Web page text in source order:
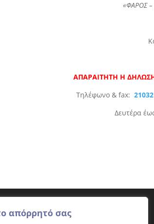
απόρρητό σας
«ΦΑΡΟΣ –
ΑΠΑΡΑΙΤΗΤΗ Η
Τηλέφωνο & fax:
Δευτέρα